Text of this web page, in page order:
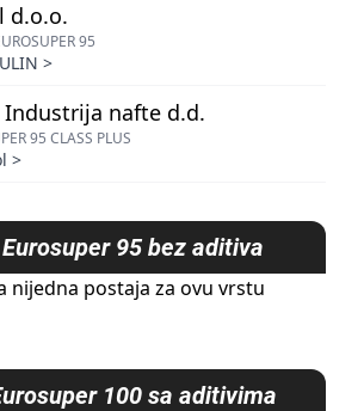
d.o.o.
95
>
Industrija nafte d.d.
95 CLASS PLUS
>
Eurosuper 95 bez aditiva
nijedna postaja za ovu vrstu
100 sa aditivima